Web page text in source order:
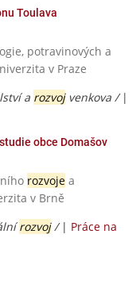
Toulava
potravinových a
v Praze
a rozvojvenkova / |
obce Domašov
rozvoje a
v Brně
rozvoj/ | Práce na